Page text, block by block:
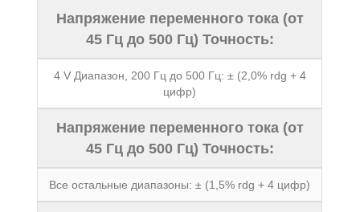
Напряжение переменного тока (от
45 Гц до 500 Гц) Точность:
4 V Диапазон, 200 Гц до 500 Гц: ± (2,0% rdg + 4
цифр)
Напряжение переменного тока (от
45 Гц до 500 Гц) Точность:
Все остальные диапазоны: ± (1,5% rdg + 4 цифр)